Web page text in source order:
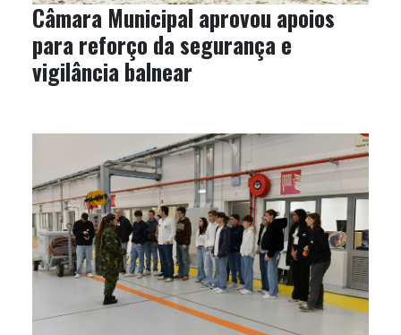
Câmara Municipal aprovou apoios
para reforço da segurança e
vigilância balnear